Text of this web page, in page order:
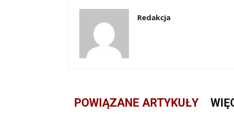
Redakcja
POWIĄZANE ARTYKUŁY